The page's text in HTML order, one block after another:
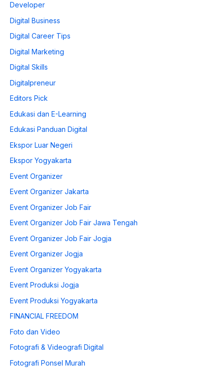
Developer
Digital Business
Digital Career Tips
Digital Marketing
Digital Skills
Digitalpreneur
Editors Pick
Edukasi dan E-Learning
Edukasi Panduan Digital
Ekspor Luar Negeri
Ekspor Yogyakarta
Event Organizer
Event Organizer Jakarta
Event Organizer Job Fair
Event Organizer Job Fair Jawa Tengah
Event Organizer Job Fair Jogja
Event Organizer Jogja
Event Organizer Yogyakarta
Event Produksi Jogja
Event Produksi Yogyakarta
FINANCIAL FREEDOM
Foto dan Video
Fotografi & Videografi Digital
Fotografi Ponsel Murah